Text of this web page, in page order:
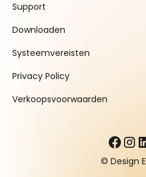
Support
Downloaden
Systeemvereisten
Privacy Policy
Verkoopsvoorwaarden
© Design